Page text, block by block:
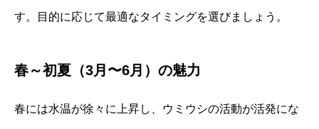
す。目的に応じて最適なタイミングを選びましょう。
春～初夏（3月〜6月）の魅力
春には水温が徐々に上昇し、ウミウシの活動が活発にな